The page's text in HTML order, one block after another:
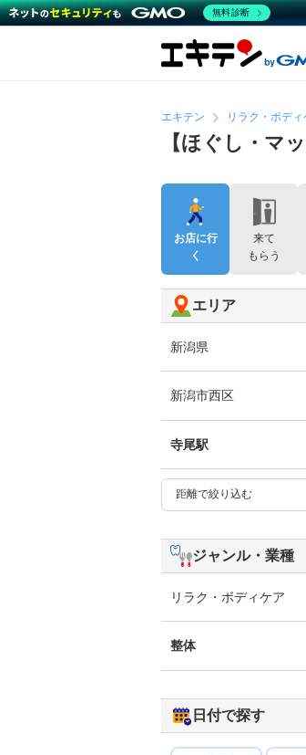
エキテン リラク・ボディ
【ほぐし・マ
お店に行
く
来て
もらう
エリア
新潟県
新潟市西区
寺尾駅
ジャンル・業種
リラク・ボディケア
整体
日付で探す
無料診断